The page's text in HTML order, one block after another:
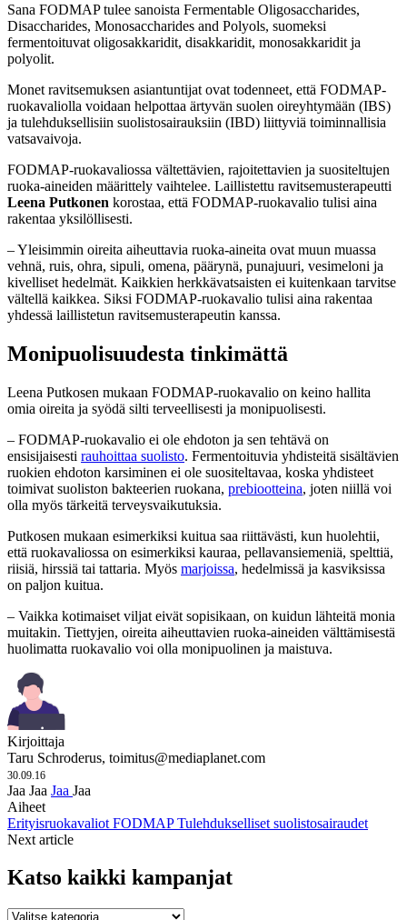
Sana FODMAP tulee sanoista Fermentable Oligosaccharides,
Disaccharides, Monosaccharides and Polyols, suomeksi
fermentoituvat oligosakkaridit, disakkaridit, monosakkaridit ja
polyolit.
Monet ravitsemuksen asiantuntijat ovat todenneet, että FODMAP-
ruokavaliolla voidaan helpottaa ärtyvän suolen oireyhtymään (IBS)
ja tulehduksellisiin suolistosairauksiin (IBD) liittyviä toiminnallisia
vatsavaivoja.
FODMAP-ruokavaliossa vältettävien, rajoitettavien ja suositeltujen
ruoka-aineiden määrittely vaihtelee. Laillistettu ravitsemusterapeutti
Leena Putkonen korostaa, että FODMAP-ruokavalio tulisi aina
rakentaa yksilöllisesti.
– Yleisimmin oireita aiheuttavia ruoka-aineita ovat muun muassa
vehnä, ruis, ohra, sipuli, omena, päärynä, punajuuri, vesimeloni ja
kivelliset hedelmät. Kaikkien herkkävatsaisten ei kuitenkaan tarvitse
vältellä kaikkea. Siksi FODMAP-ruokavalio tulisi aina rakentaa
yhdessä laillistetun ravitsemusterapeutin kanssa.
Monipuolisuudesta tinkimättä
Leena Putkosen mukaan FODMAP-ruokavalio on keino hallita
omia oireita ja syödä silti terveellisesti ja monipuolisesti.
– FODMAP-ruokavalio ei ole ehdoton ja sen tehtävä on
ensisijaisesti rauhoittaa suolisto. Fermentoituvia yhdisteitä sisältävien
ruokien ehdoton karsiminen ei ole suositeltavaa, koska yhdisteet
toimivat suoliston bakteerien ruokana, prebiootteina, joten niillä voi
olla myös tärkeitä terveysvaikutuksia.
Putkosen mukaan esimerkiksi kuitua saa riittävästi, kun huolehtii,
että ruokavaliossa on esimerkiksi kauraa, pellavansiemeniä, spelttiä,
riisiä, hirssiä tai tattaria. Myös marjoissa, hedelmissä ja kasviksissa
on paljon kuitua.
– Vaikka kotimaiset viljat eivät sopisikaan, on kuidun lähteitä monia
muitakin. Tiettyjen, oireita aiheuttavien ruoka-aineiden välttämisestä
huolimatta ruokavalio voi olla monipuolinen ja maistuva.
Kirjoittaja
Taru Schroderus, toimitus@mediaplanet.com
30.09.16
Jaa Jaa Jaa Jaa
Aiheet
Erityisruokavaliot FODMAPTulehdukselliset suolistosairaudet
Next article
Katso kaikki kampanjat
Katso